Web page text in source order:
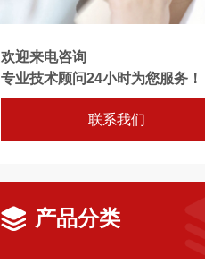
欢迎来电咨询
专业技术顾问24小时为您服务！
联系我们
产品分类